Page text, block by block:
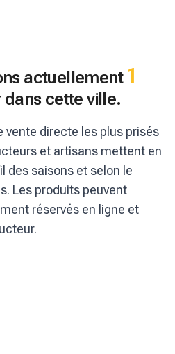
actuellement 1
cette ville.
vente directe les plus prisés
et artisans mettent en
des saisons et selon le
Les produits peuvent
réservés en ligne et